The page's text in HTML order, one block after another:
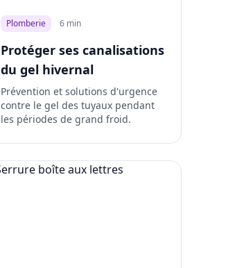
Plomberie 6 min
Protéger ses canalisations
du gel hivernal
Prévention et solutions d'urgence
contre le gel des tuyaux pendant
les périodes de grand froid.